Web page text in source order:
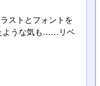
ストとフォントを
ような気も……リベ